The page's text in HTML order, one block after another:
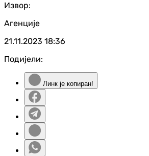
Извор:
Агенције
21.11.2023 18:36
Подијели:
Линк је копиран!